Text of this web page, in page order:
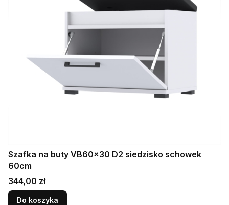
Szafka na buty VB60x30 D2 siedzisko schowek
60cm
Cena
344,00 zł
Do koszyka